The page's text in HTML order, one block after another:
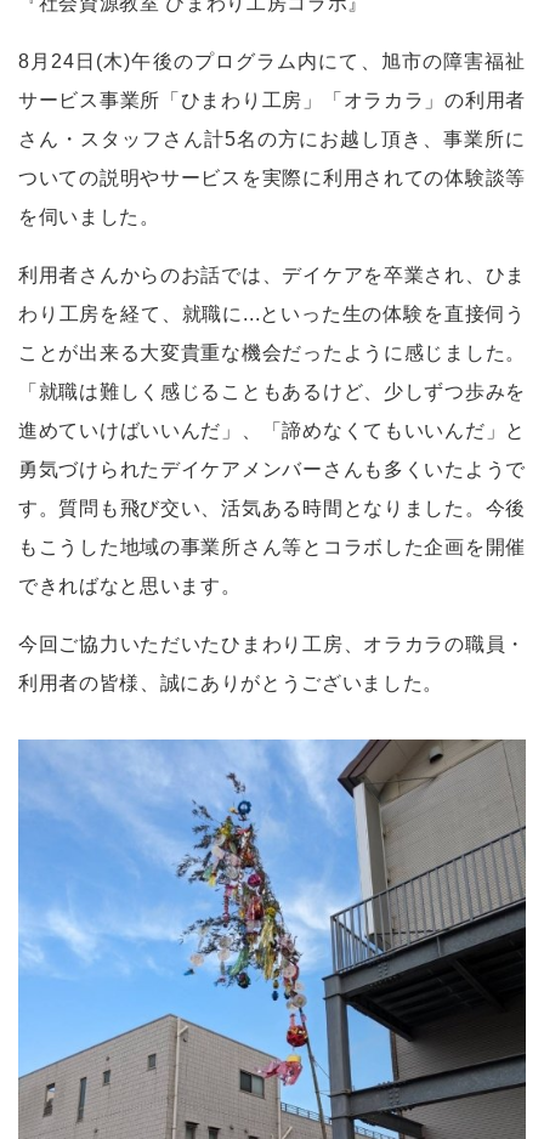
8 月 24 日 (木)午後のプログラム内にて、旭市の障害福祉
サービス事業所「ひまわり工房」「オラカラ」の利用者
さん・スタッフさん計5名の方にお越し頂き、事業所に
ついての説明やサービスを実際に利用されての体験談等
を伺いました。
利用者さんからのお話では、デイケアを卒業され、ひま
わり工房を経て、就職に...といった生の体験を直接伺う
ことが出来る大変貴重な機会だったように感じました。
「就職は難しく感じることもあるけど、少しずつ歩みを
進めていけばいいんだ」、「諦めなくてもいいんだ」と
勇気づけられたデイケアメンバーさんも多くいたようで
す。質問も飛び交い、活気ある時間となりました。今後
もこうした地域の事業所さん等とコラボした企画を開催
できればなと思います。
今回ご協力いただいたひまわり工房、オラカラの職員・
利用者の皆様、誠にありがとうございました。